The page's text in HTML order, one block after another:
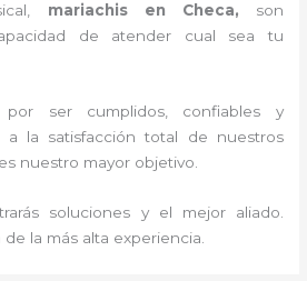
mariachis en Checa, son
de atender cual sea tu
por ser cumplidos, confiables y
a la satisfacción total de nuestros
nuestro mayor objetivo.
soluciones y el mejor aliado.
la más alta experiencia.